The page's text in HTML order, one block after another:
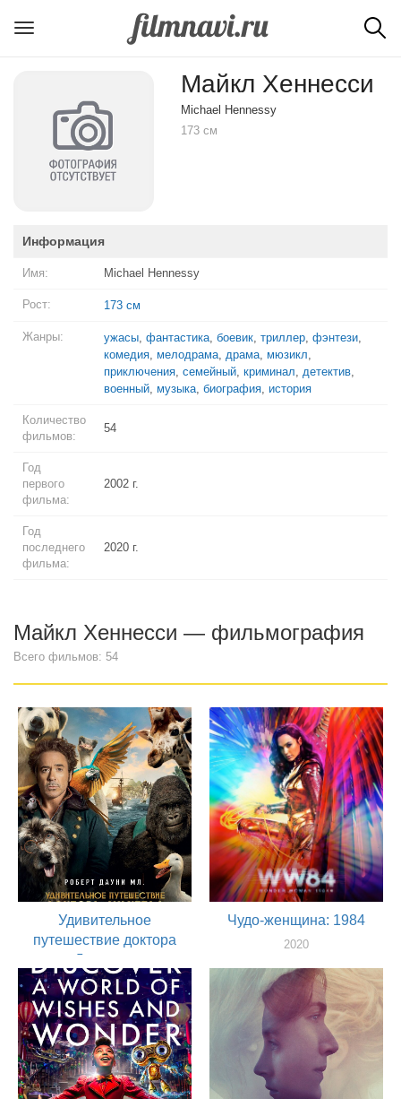
Майкл Хеннесси
Michael Hennessy
173 см
Информация
Имя: Michael Hennessy
Рост: 173 см
Жанры: ужасы фантастика боевик триллер фэнтези
комедия мелодрама драма мюзикл
приключения семейный криминал детектив
военный музыка биография история
Количество
фильмов:
54
Год
первого
фильма:
2002 г.
Год
последнего
фильма:
2020 г.
Майкл Хеннесси — фильмография
Всего фильмов: 54
Удивительное
путешествие доктора
Дулиттла
2020
актер
Чудо-женщина: 1984
2020